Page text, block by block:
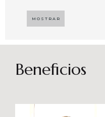
desarrollar el
capital humano en
sostenibles en el
especializado en
potencien su
MOSTRAR
Beneficios